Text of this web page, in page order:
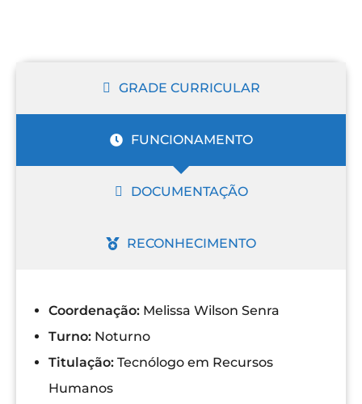
GRADE CURRICULAR
FUNCIONAMENTO
DOCUMENTAÇÃO
RECONHECIMENTO
Coordenação: Melissa Wilson Senra
Turno: Noturno
Titulação: Tecnólogo em Recursos
Humanos